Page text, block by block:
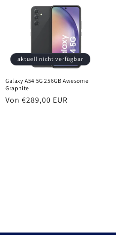
aktuell nicht verfügbar
Galaxy A54 5G 256GB Awesome
Graphite
Normaler
Von €289,00 EUR